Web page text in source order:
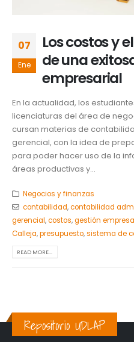
07
Ene
Los costos y
de una
empresarial
En la actualidad, los
licenciaturas del área de
cursan materias de
gerencial, con la idea de
para poder hacer uso de la
áreas productivas y...
Negocios y finanzas
contabilidad,contabilidad
gerencial,costos,gestión
Calleja,presupuesto,sistema de
READ MORE...
Repositorio UDLAP